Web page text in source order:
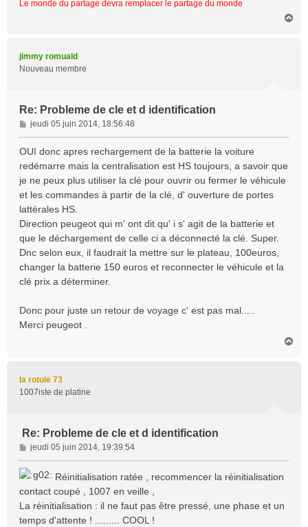
Le monde du partage devra remplacer le partage du monde
jimmy romuald
Nouveau membre
Re: Probleme de cle et d identification
M
e
s
g
e
jeudi 05 juin 2014, 18:56:48
OUI donc apres rechargement de la batterie la voiture
redémarre mais la centralisation est HS toujours, a savoir que
je ne peux plus utiliser la clé pour ouvrir ou fermer le véhicule
et les commandes à partir de la clé, d' ouverture de portes
lattérales HS.
Direction peugeot qui m' ont dit qu' i s' agit de la batterie et
que le déchargement de celle ci a déconnecté la clé. Super.
Dnc selon eux, il faudrait la mettre sur le plateau, 100euros,
changer la batterie 150 euros et reconnecter le véhicule et la
clé prix a déterminer.
Donc pour juste un retour de voyage c' est pas mal.....
Merci peugeot .
la rotule 73
1007iste de platine
Re: Probleme de cle et d identification
M
e
s
a
g
e
jeudi 05 juin 2014, 19:39:54
Réinitialisation ratée , recommencer la réinitialisation
contact coupé , 1007 en veille ,
La réinitialisation : il ne faut pas être pressé, une phase et un
temps d'attente ! ......... COOL !